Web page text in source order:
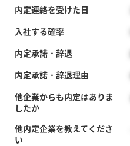
内定連絡を受けた日
入社する確率
内定承諾・辞退
内定承諾・辞退理由
他企業からも内定はありま
したか
他内定企業を教えてくださ
い